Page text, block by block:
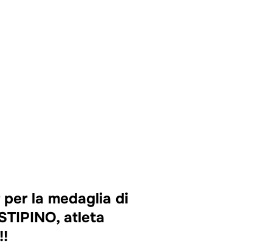
la medaglia di
atleta